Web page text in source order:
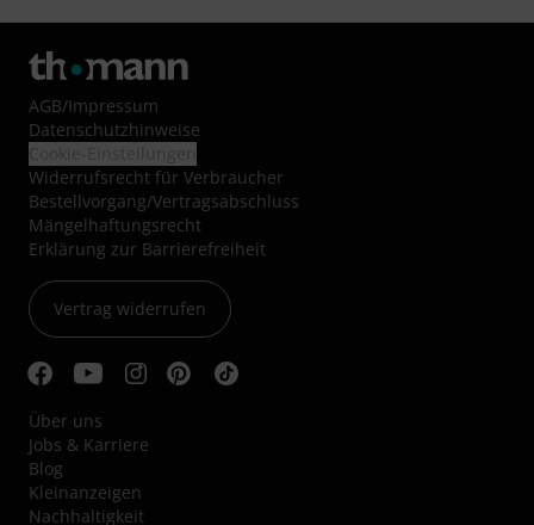
AGB/Impressum
Datenschutzhinweise
Widerrufsrecht für Verbraucher
Bestellvorgang/Vertragsabschluss
Mängelhaftungsrecht
Erklärung zur Barrierefreiheit
Vertrag widerrufen
Über uns
Jobs & Karriere
Blog
Kleinanzeigen
Nachhaltigkeit